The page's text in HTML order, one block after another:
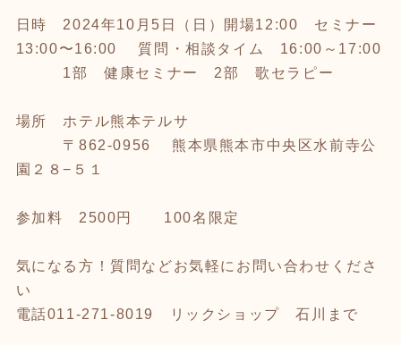
日時 2024年10月5日（日）開場12:00 セミナー
13:00〜16:00 質問・相談タイム 16:00～17:00
1部 健康セミナー 2部 歌セラピー
場所 ホテル熊本テルサ
〒862-0956 熊本県熊本市中央区水前寺公
園２８−５１
参加料 2500円 100名限定
気になる方！質問などお気軽にお問い合わせくださ
い
電話011-271-8019 リックショップ 石川まで